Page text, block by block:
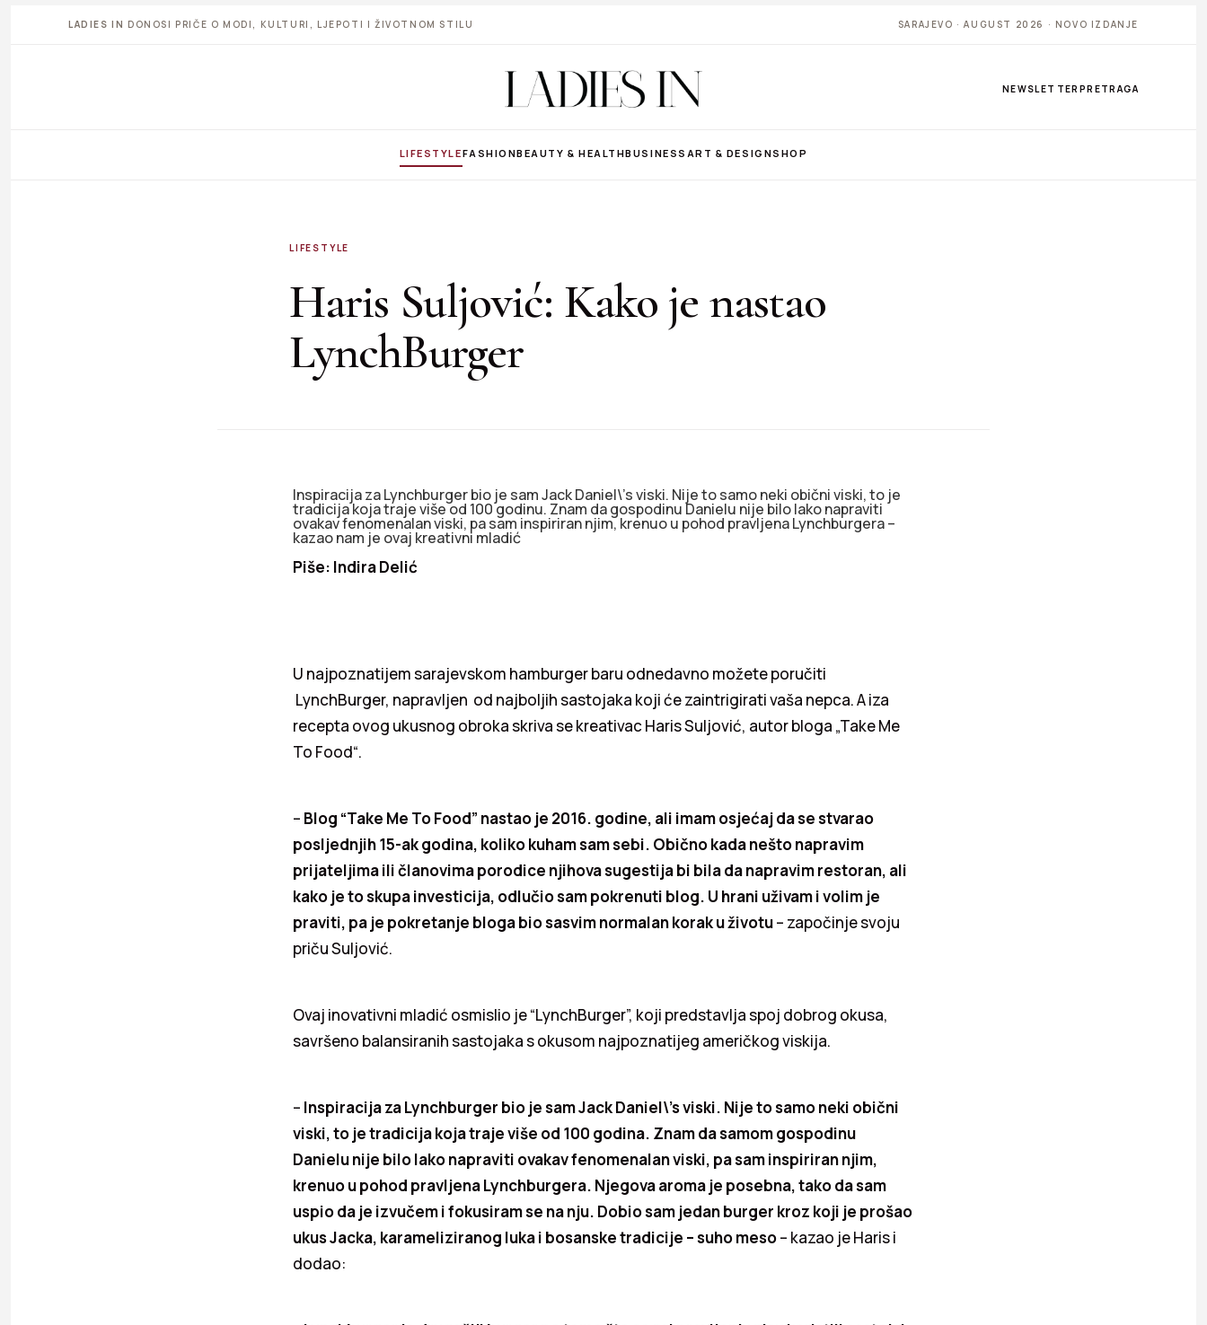
LADIES IN DONOSI PRIČE O MODI, KULTURI, LJEPOTI I ŽIVOTNOM STILU SARAJEVO · AUGUST 2026 · NOVO IZDANJE
NEWSLETTER PRETRAGA
LIFESTYLEFASHIONBEAUTY & HEALTHBUSINESS ART & DESIGNSHOP
LIFESTYLE
Haris Suljović: Kako je nastao
LynchBurger
Inspiracija za Lynchburger bio je sam Jack Daniel\’s viski. Nije to samo neki obični viski, to je
tradicija koja traje više od 100 godinu. Znam da gospodinu Danielu nije bilo lako napraviti
ovakav fenomenalan viski, pa sam inspiriran njim, krenuo u pohod pravljena Lynchburgera –
kazao nam je ovaj kreativni mladić
Piše: Indira Delić
U najpoznatijem sarajevskom hamburger baru odnedavno možete poručiti
LynchBurger, napravljen od najboljih sastojaka koji će zaintrigirati vaša nepca. A iza
recepta ovog ukusnog obroka skriva se kreativac Haris Suljović, autor bloga „Take Me
To Food“.
– Blog “Take Me To Food” nastao je 2016. godine, ali imam osjećaj da se stvarao
posljednjih 15-ak godina, koliko kuham sam sebi. Obično kada nešto napravim
prijateljima ili članovima porodice njihova sugestija bi bila da napravim restoran, ali
kako je to skupa investicija, odlučio sam pokrenuti blog. U hrani uživam i volim je
praviti, pa je pokretanje bloga bio sasvim normalan korak u životu– započinje svoju
priču Suljović.
Ovaj inovativni mladić osmislio je “LynchBurger”, koji predstavlja spoj dobrog okusa,
savršeno balansiranih sastojaka s okusom najpoznatijeg američkog viskija.
– Inspiracija za Lynchburger bio je sam Jack Daniel\’s viski. Nije to samo neki obični
viski, to je tradicija koja traje više od 100 godina. Znam da samom gospodinu
Danielu nije bilo lako napraviti ovakav fenomenalan viski, pa sam inspiriran njim,
krenuo u pohod pravljena Lynchburgera. Njegova aroma je posebna, tako da sam
uspio da je izvučem i fokusiram se na nju. Dobio sam jedan burger kroz koji je prošao
ukus Jacka, karameliziranog luka i bosanske tradicije – suho meso– kazao je Haris i
dodao: